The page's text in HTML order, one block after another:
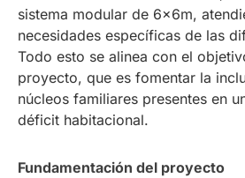
sistema modular de 6x6m,
necesidades específicas de las
Todo esto se alinea con el
proyecto, que es fomentar la
núcleos familiares presentes en
déficit habitacional.
Fundamentación del proyecto